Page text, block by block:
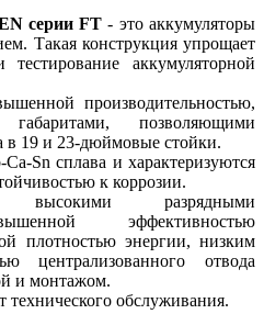
серии FT - это аккумуляторы
Такая конструкция упрощает
аккумуляторной
производительностью,
позволяющими
в 19 и 23-дюймовые стойки.
Sn сплава и характеризуются
к коррозии.
высокими разрядными
эффективностью
плотностью энергии, низким
централизованного отвода
и монтажом.
обслуживания.